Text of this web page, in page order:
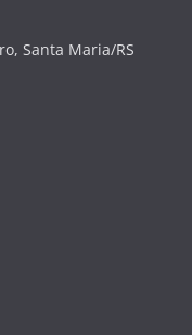
Santa Maria/RS